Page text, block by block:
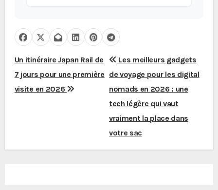
N
a
Un itinéraire Japan Rail de
7 jours pour une première
visite en 2026
Les meilleurs gadgets
de voyage pour les digital
nomads en 2026 : une
tech légère qui vaut
vraiment la place dans
votre sac